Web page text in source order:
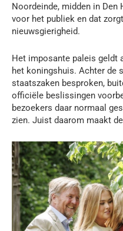
Noordeinde, midden in Den
voor het publiek en dat
nieuwsgierigheid.
Het imposante paleis geldt
het koningshuis. Achter de
staatszaken besproken,
officiële beslissingen
bezoekers daar normaal
zien. Juist daarom maakt